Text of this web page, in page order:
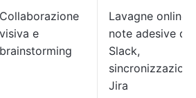
Collaborazione
visiva e
brainstorming
Lavagne online,
note adesive da
Slack,
sincronizzazione
Jira